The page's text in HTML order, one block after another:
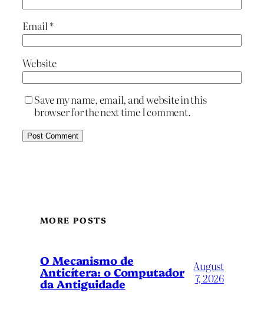
Email *
Website
Save my name, email, and website in this
browser for the next time I comment.
MORE POSTS
O Mecanismo de
Anticítera: o Computador
da Antiguidade
August
7, 2026